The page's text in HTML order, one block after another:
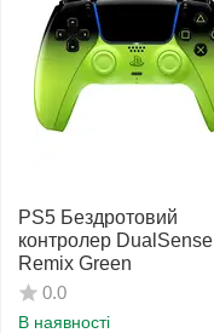
PS5 Бездротовий
контролер DualSense
Remix Green
0.0
В наявності